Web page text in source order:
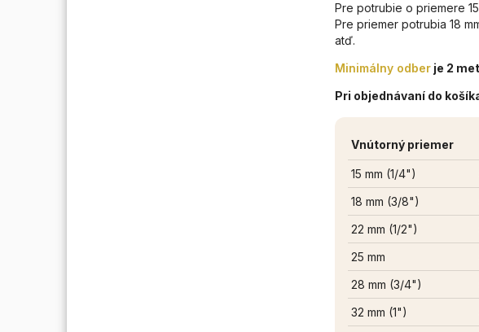
Pre potrubie o priemere
Pre priemer potrubia 18
atď.
Minimálny odber je 2
Pri objednávaní do
Vnútorný priemer
15 mm (1/4")
18 mm (3/8")
22 mm (1/2")
25 mm
28 mm (3/4")
32 mm (1")